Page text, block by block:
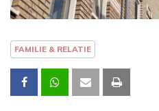
FAMILIE & RELATIE